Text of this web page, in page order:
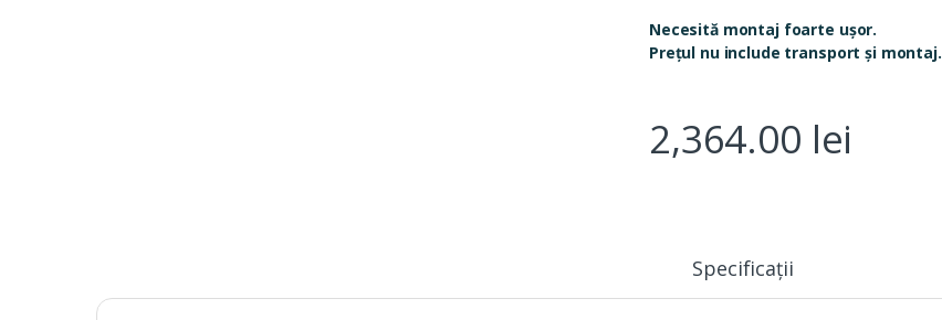
Necesită montaj foarte ușor.
Prețul nu include transport și montaj.
2,364.00 lei
Specificații